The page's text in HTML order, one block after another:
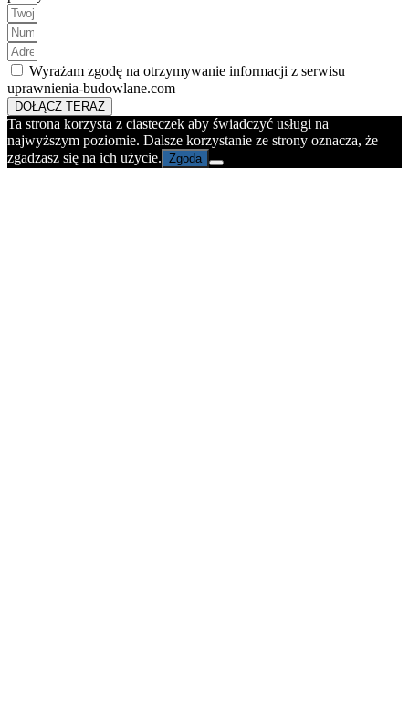
Wyrażam zgodę na otrzymywanie informacji z serwisu
uprawnienia-budowlane.com
DOŁĄCZ TERAZ
Ta strona korzysta z ciasteczek aby świadczyć usługi na
najwyższym poziomie. Dalsze korzystanie ze strony oznacza, że
zgadzasz się na ich użycie. Zgoda